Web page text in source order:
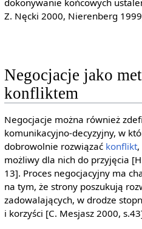
Z. Nęcki 2000, Nierenberg
Negocjacje jako
konfliktem
Negocjacje można również
komunikacyjno-decyzyjny, w
dobrowolnie rozwiązać konflikt,
możliwy dla nich do przyjęcia
13]. Proces negocjacyjny ma
na tym, że strony poszukują
zadowalających, w drodze
i korzyści [C. Mesjasz 2000,